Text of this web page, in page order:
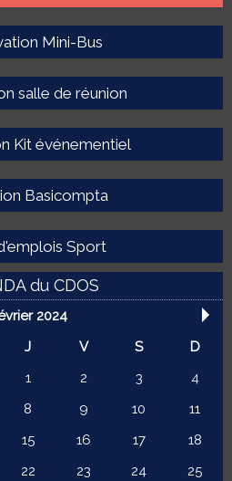
Mini-Bus
salle de réunion
Kit événementiel
Basicompta
Sport
du CDOS
2024
J V S
D
1
2 3
4
8 9 10
11
15 16 17
18
22 23 24
25